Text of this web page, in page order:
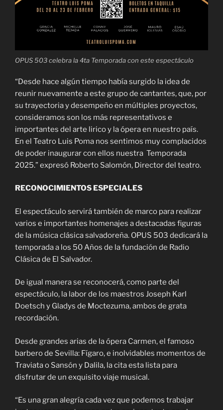
OPUS 503 celebra la 4ta Temporada con este espectáculo
“Desde hace algún tiempo había surgido la idea de
reunir nuevamente a este grupo de cantantes, que, por
su trayectoria y desempeño en múltiples proyectos,
consideramos son los más representativos e
importantes del arte lirico y la ópera en nuestro país.
En el Teatro Luis Poma nos sentimos muy complacidos
de poder inaugurar con ellos nuestra Temporada
2025.” expresó Roberto Salomón, Director del teatro.
RECONOCIMIENTOS ESPECIALES
El espectáculo servirá también de marco para realizar
varios e importantes homenajes a destacadas figuras
de la música clásica salvadoreña. OPUS 503 dedicará la
temporada a los 50 Años de la fundación de Radio
Clásica de El Salvador.
De igual manera se reconocerá, como parte del
espectáculo, la labor de los maestros Joseph Karl
Doetsch y Gladys de Moctezuma, ambos de grata
recordación.
Desde grandes arias de la ópera Carmen, el famoso
barbero de Sevilla: Fígaro, e inolvidables momentos de
Traviata o Sansón y Dalila, la cita esta lista para
disfrutar de un exquisito viaje musical.
“Es una gran alegría cada vez que podemos trabajar